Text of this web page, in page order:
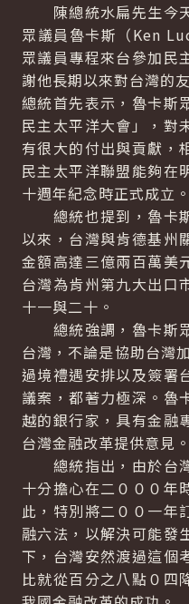
陳總統水扁先生今
眾議員魯卡斯（Ken
眾議員專程來台參加民
謝他長期以來對台灣的
總統首先表示，魯卡斯
民主太平洋大會」，對
有很大的付出與貢獻，
民主太平洋聯盟能夠在
十週年紀念時正式成立。
總統也提到，魯卡
以來，台灣與肯德基州
金額高達三億兩百萬美
台灣為肯州第九大出口
十一與二十。
總統強調，魯卡斯
台灣，不論是協助台灣
過境禮遇安排以及簽署
議案，都著力極深。魯
越的銀行家，具有金融
台灣金融改革提供意見。
總統指出，由於台
十分擔心在二０００年
此，特別將二００一年
融六法，以解決可能發
下，台灣安然渡過這個
比就從百分之八點０四